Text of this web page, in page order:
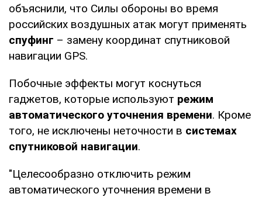
объяснили, что Силы обороны во время
российских воздушных атак могут применять
спуфинг – замену координат спутниковой
навигации GPS.
Побочные эффекты могут коснуться
гаджетов, которые используют режим
автоматического уточнения времени. Кроме
того, не исключены неточности в системах
спутниковой навигации.
"Целесообразно отключить режим
автоматического уточнения времени в